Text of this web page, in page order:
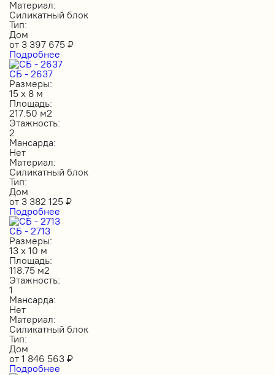
Материал:
Силикатный блок
Тип:
Дом
от 3 397 675 ₽
Подробнее
СБ - 2637
Размеры:
15 х 8 м
Площадь:
217.50 м2
Этажность:
2
Мансарда:
Нет
Материал:
Силикатный блок
Тип:
Дом
от 3 382 125 ₽
Подробнее
СБ - 2713
Размеры:
13 х 10 м
Площадь:
118.75 м2
Этажность:
1
Мансарда:
Нет
Материал:
Силикатный блок
Тип:
Дом
от 1 846 563 ₽
Подробнее